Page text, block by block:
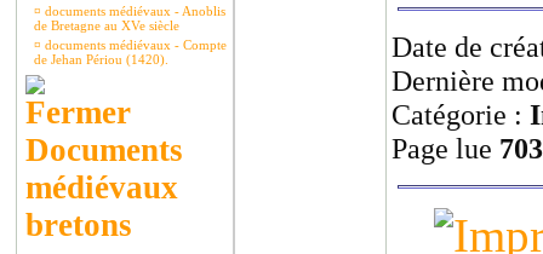
¤ documents médiévaux - Anoblis
de Bretagne au XVe siècle
¤ documents médiévaux - Compte
de Jehan Périou (1420).
Documents
médiévaux
bretons
Date de
Dernière
Catégorie :
Page lue